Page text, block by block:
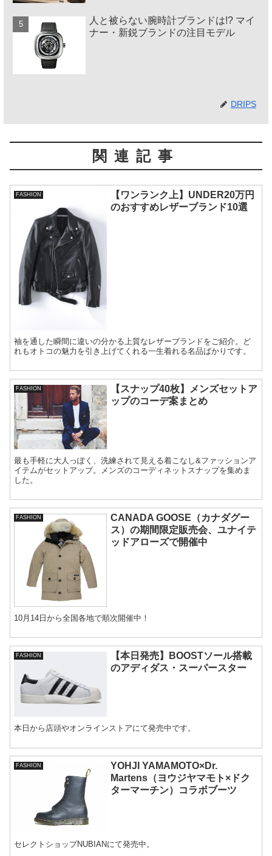
人と被らない腕時計ブランドは!? マイ
ナー・新鋭ブランドの注目モデル
DRIPS
関連記事
FASHION
【ワンランク上】UNDER20万円
のおすすめレザーブランド10選
袖を通した瞬間に違いの分かる上質なレザーブランドをご紹介。ど
れもオトコの魅力を引き上げてくれる一生着れる名品ばかりです。
FASHION
【スナップ40枚】メンズセットア
ップのコーデ案まとめ
最も手軽に大人っぽく、洗練されて見える着こなし&ファッションア
イテムがセットアップ。メンズのコーディネットスナップを集めま
した。
FASHION
CANADA GOOSE（カナダグー
ス）の期間限定販売会、ユナイテ
ッドアローズで開催中
10月14日から全国各地で順次開催中！
FASHION
【本日発売】BOOSTソール搭載
のアディダス・スーパースター
本日から店頭やオンラインストアにて発売中です。
FASHION
YOHJI YAMAMOTO×Dr.
Martens（ヨウジヤマモト×ドク
ターマーチン）コラボブーツ
セレクトショップNUBIANにて発売中。